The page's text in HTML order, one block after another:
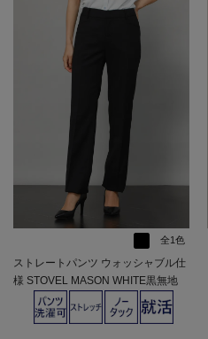
全1色
ストレートパンツ ウォッシャブル仕
様 STOVEL MASON WHITE黒無地
【レディース】